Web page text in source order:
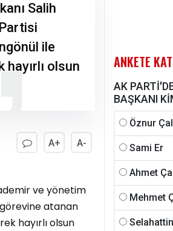
Salih
ile
olsun
A+ A-
ve yönetim
atanan
hayırlı olsun
ANKETE
AK
BAŞKANI
Öznur
Sami Er
Ahmet
Mehmet